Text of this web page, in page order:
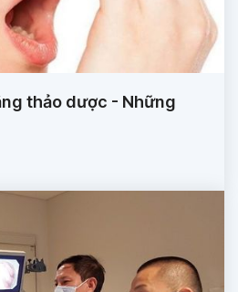
thảo dược - Những